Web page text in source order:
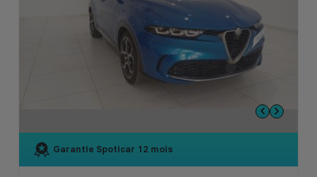
Garantie Spoticar 12 mois